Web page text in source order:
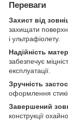
Переваги
Захист від
захищати
і ультрафіолету.
Надійність
забезпечує
експлуатації.
Зручність
оформлення
Завершений
конструкції